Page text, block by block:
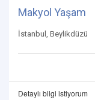
Makyol Yaşam
İstanbul, Beylikdüzü
Detaylı bilgi istiyorum